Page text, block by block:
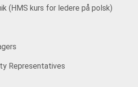
(HMS kurs for ledere på polsk)
Representatives